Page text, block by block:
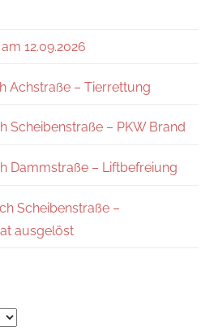
12.09.2026
Achstraße – Tierrettung
Scheibenstraße – PKW Brand
Dammstraße – Liftbefreiung
Scheibenstraße –
ausgelöst